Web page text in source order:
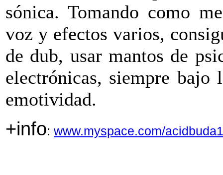
sónica. Tomando como
voz y efectos varios,
de dub, usar mantos de
electrónicas, siempre
emotividad.
+info: www.myspace.com/